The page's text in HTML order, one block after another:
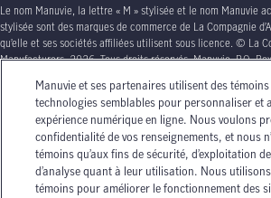
Le nom Manuvie, la lettre « M »stylisée et le nom Manuvie
stylisée sont des marques de commerce de La Compagnie
qu’elle et ses sociétés affiliées utilisent sous licence. © La
Manufacturers, 2026. Tous droits réservés. Manuvie,P.O.
Les circonstances individuelles peuvent varier. Vous pouvez
conseillers en assurance autorisés de Manuvie ou avec votre
vous avez besoin de conseils sur vos besoins en matière
Manuvie et ses partenaires utilisent des
technologies semblables pour personnaliser et
expérience numérique en ligne. Nous voulons
confidentialité de vos renseignements, et nous
témoins qu’aux fins de sécurité, d’exploitation
d’analyse quant à leur utilisation. Nous
témoins pour améliorer le fonctionnement des